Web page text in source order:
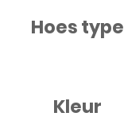
Hoes type
Kleur